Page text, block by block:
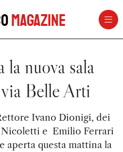
Magazine
la nuova sala
Belle Arti
Ivano Dionigi, dei
e Emilio Ferrari
aperta questa mattina la